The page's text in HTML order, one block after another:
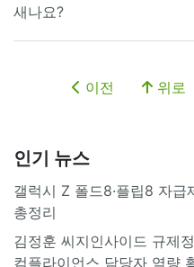
새나요?
이전 위로
인기 뉴스
갤럭시 Z 폴드8·플립8 자급
총정리
김정훈 씨지인사이드 규제
컴플라이언스 담당자 역량